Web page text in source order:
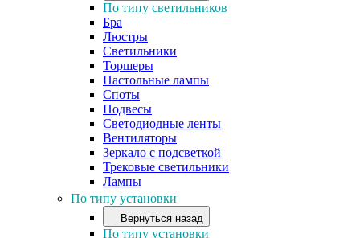
По типу светильников
Бра
Люстры
Светильники
Торшеры
Настольные лампы
Споты
Подвесы
Светодиодные ленты
Вентиляторы
Зеркало с подсветкой
Трековые светильники
Лампы
По типу установки
Вернуться назад
По типу установки